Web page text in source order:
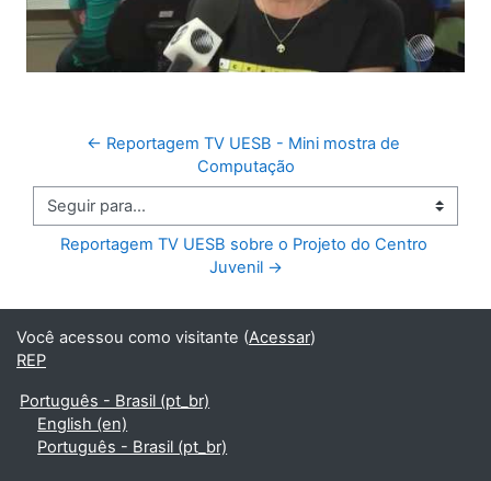
← Reportagem TV UESB - Mini mostra de
Computação
Seguir para...
Reportagem TV UESB sobre o Projeto do Centro
Juvenil →
Você acessou como visitante (Acessar)
REP
Português - Brasil ‎(pt_br)‎
English ‎(en)‎
Português - Brasil ‎(pt_br)‎